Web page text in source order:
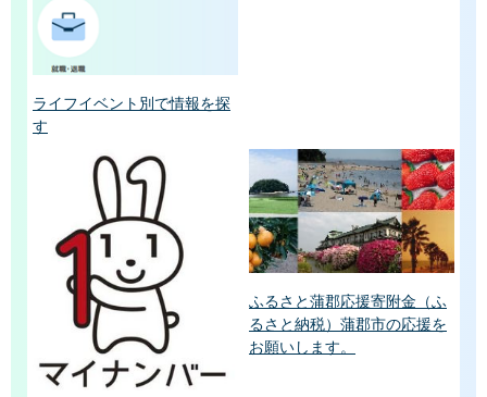
ライフイベント別で情報を探
す
ふるさと蒲郡応援寄附金（ふ
るさと納税）蒲郡市の応援を
お願いします。